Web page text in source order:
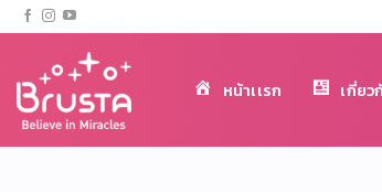
ข้าม
ไป
เนื้อหา
หน้าเเรก เกี่ยว